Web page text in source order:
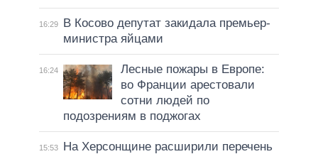
16:29
В Косово депутат закидала премьер-
министра яйцами
16:24
Лесные пожары в Европе:
во Франции арестовали
сотни людей по
подозрениям в поджогах
15:53
На Херсонщине расширили перечень